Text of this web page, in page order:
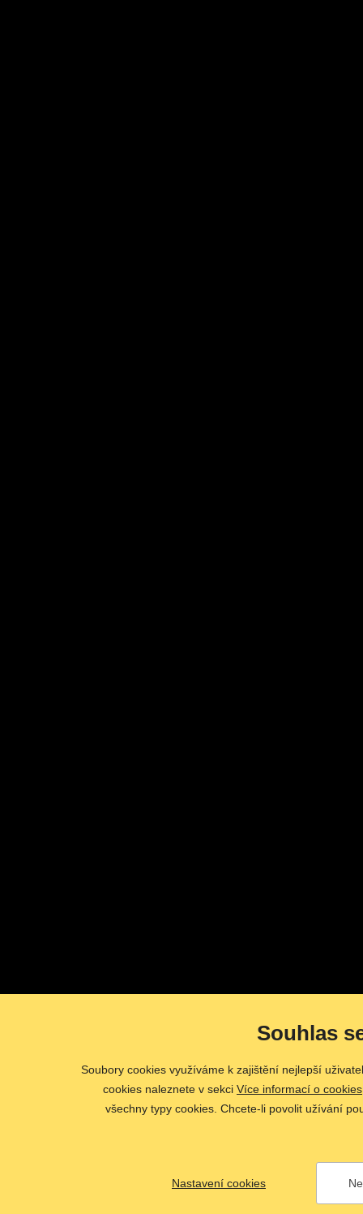
Souhlas
Soubory cookies využíváme k zajištění nejlepší
cookies naleznete v sekci Více informací o cookies
všechny typy cookies. Chcete-li povolit užívání
Nastavení cookies